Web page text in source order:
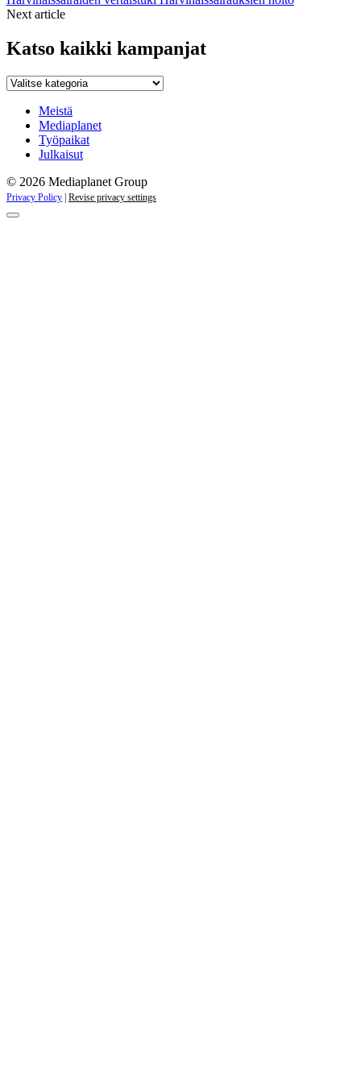
Next article
Katso kaikki kampanjat
Katso
kampanjat
Meistä
Mediaplanet
Työpaikat
Julkaisut
© 2026 Mediaplanet Group
Privacy Policy Revise privacy settings